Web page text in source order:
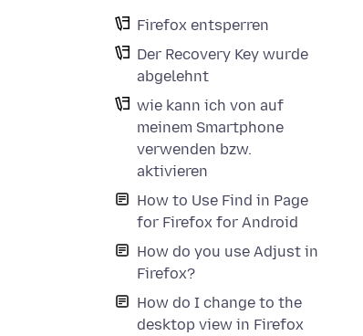
Firefox entsperren
Der Recovery Key wurde
abgelehnt
wie kann ich von auf
meinem Smartphone
verwenden bzw.
aktivieren
How to Use Find in Page
for Firefox for Android
How do you use Adjust in
Firefox?
How do I change to the
desktop view in Firefox